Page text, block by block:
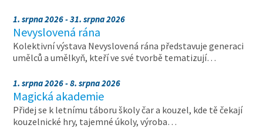
1. srpna 2026 - 31. srpna 2026
Nevyslovená rána
Kolektivní výstava Nevyslovená rána představuje generaci
umělců a umělkyň, kteří ve své tvorbě tematizují…
1. srpna 2026 - 8. srpna 2026
Magická akademie
Přidej se k letnímu táboru školy čar a kouzel, kde tě čekají
kouzelnické hry, tajemné úkoly, výroba…